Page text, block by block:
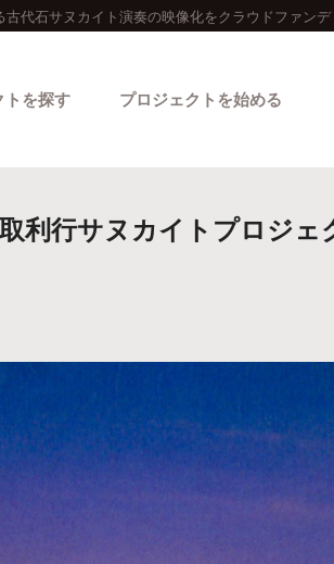
古代石サヌカイト演奏の映像化をクラウドファンデ
トを探す
人気
カテゴリーから探す
プロジェクトを始める
利行サヌカイトプロジェ